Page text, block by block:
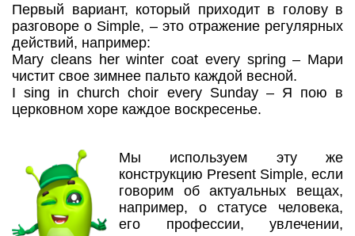
Первый вариант, который приходит в голову в
разговоре о Simple, – это отражение регулярных
действий, например:
Mary cleans her winter coat every spring – Мари
чистит свое зимнее пальто каждой весной.
I sing in church choir every Sunday – Я пою в
церковном хоре каждое воскресенье.
Мы используем эту же
конструкцию Present Simple, если
говорим об актуальных вещах,
например, о статусе человека,
его профессии, увлечении,